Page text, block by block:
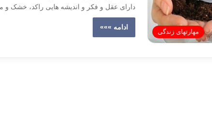
مهارتهای زندگی
دارای عقل و فکر و اندیشه هایی راکد، خشک و
ادامه »»»